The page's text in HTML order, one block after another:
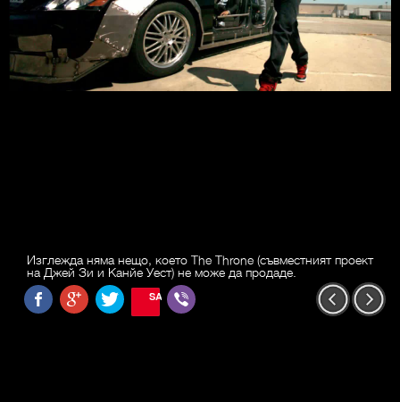
Изглежда няма нещо, което The Throne (съвместният проект
на Джей Зи и Канйе Уест) не може да продаде.
SAVE